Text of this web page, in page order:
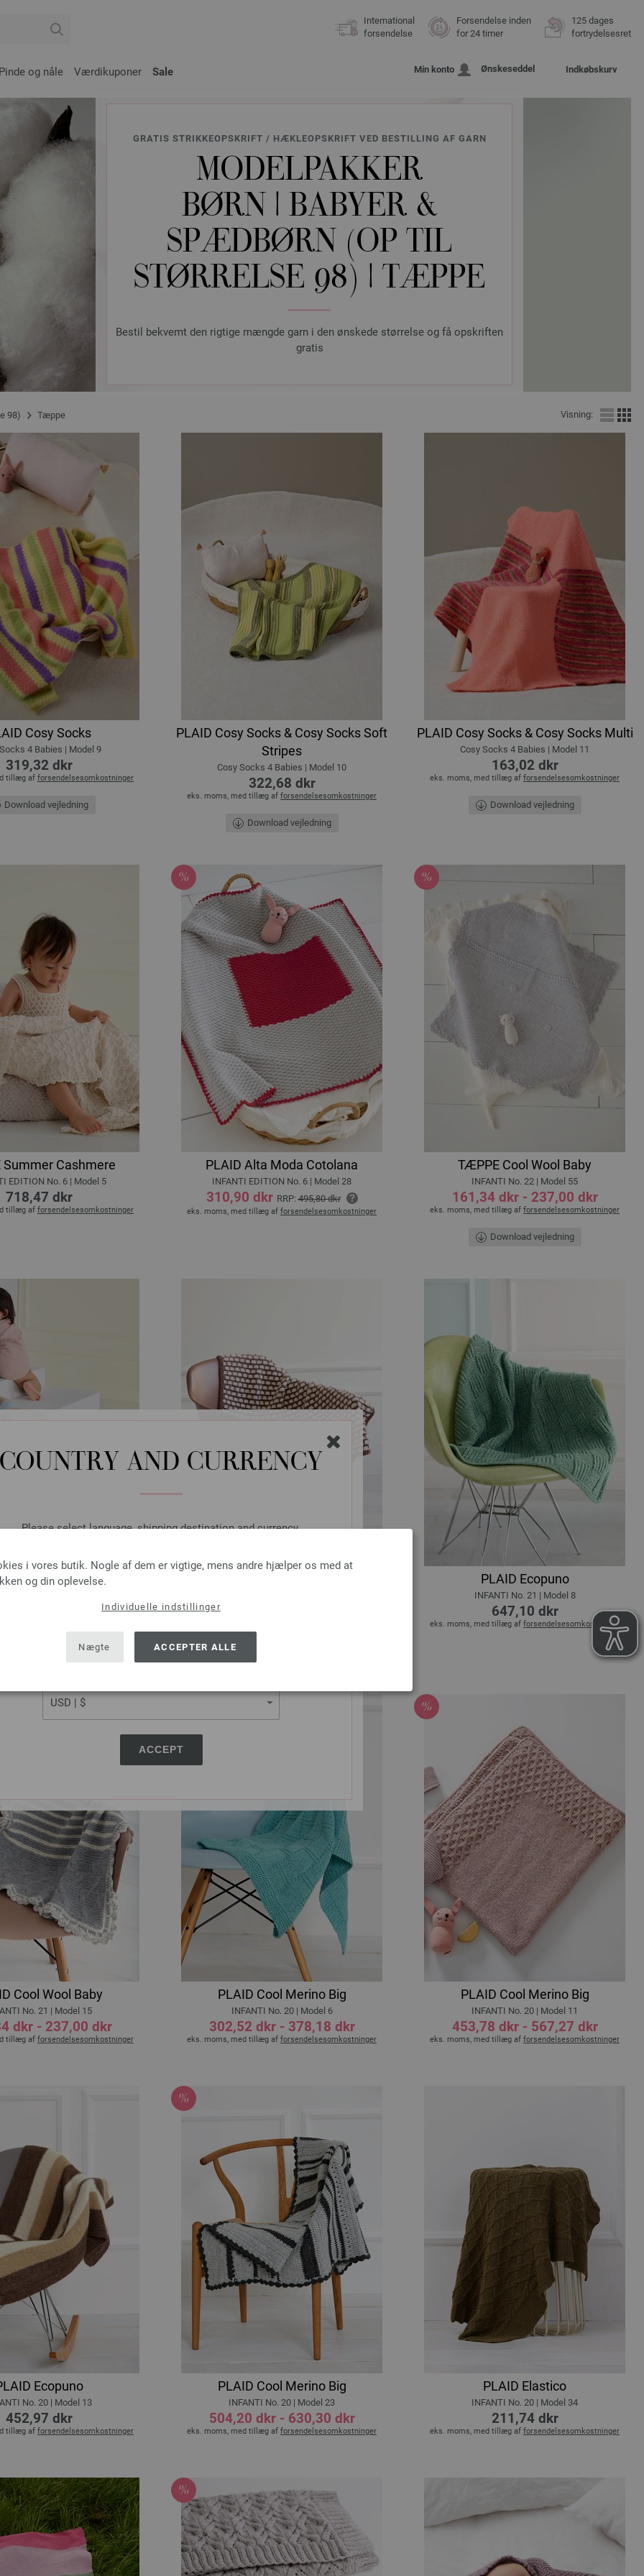
COUNTRY AND CURRENCY
Please select language, shipping destination and currency.
SHIPPING TO
USA - The United States of America
ACCEPT
i vores butik. Nogle af dem er vigtige, mens andre hjælper os med at
og din oplevelse.
Individuelle indstillinger
Nægte ACCEPTER ALLE
International
forsendelse
Forsendelse inden
for 24 timer
125 dages
fortrydelsesret
Pinde og nåle Værdikuponer Sale Min konto Ønskeseddel Indkøbskurv
GRATIS STRIKKEOPSKRIFT / HÆKLEOPSKRIFT VED BESTILLING AF GARN
MODELPAKKER
BØRN | BABYER &
SPÆDBØRN (OP TIL
STØRRELSE 98) | TÆPPE
Bestil bekvemt den rigtige mængde garn i den ønskede størrelse og få opskriften
gratis
98) Tæppe Visning:
Cosy Socks
4 Babies | Model 9
319,32 dkr
tillæg af forsendelsesomkostninger
Download vejledning
PLAID Cosy Socks & Cosy Socks Soft
Stripes
Cosy Socks 4 Babies | Model 10
322,68 dkr
eks. moms, med tillæg af forsendelsesomkostninger
Download vejledning
PLAID Cosy Socks & Cosy Socks Multi
Cosy Socks 4 Babies | Model 11
163,02 dkr
eks. moms, med tillæg af forsendelsesomkostninger
Download vejledning
Summer Cashmere
EDITION No. 6 | Model 5
718,47 dkr
tillæg af forsendelsesomkostninger
PLAID Alta Moda Cotolana
INFANTI EDITION No. 6 | Model 28
310,90 dkr RRP:495,80 dkr
eks. moms, med tillæg af forsendelsesomkostninger
TÆPPE Cool Wool Baby
INFANTI No. 22 | Model 55
161,34 dkr - 237,00 dkr
eks. moms, med tillæg af forsendelsesomkostninger
Download vejledning
Summer Softness
Download vejledning
PLAID Ecopuno
INFANTI No. 21 | Model 8
647,10 dkr
eks. moms, med tillæg af forsendelsesomkostninger
Cool Wool Baby
No. 21 | Model 15
dkr - 237,00 dkr
tillæg af forsendelsesomkostninger
PLAID Cool Merino Big
INFANTI No. 20 | Model 6
302,52 dkr - 378,18 dkr
eks. moms, med tillæg af forsendelsesomkostninger
PLAID Cool Merino Big
INFANTI No. 20 | Model 11
453,78 dkr - 567,27 dkr
eks. moms, med tillæg af forsendelsesomkostninger
Ecopuno
No. 20 | Model 13
452,97 dkr
tillæg af forsendelsesomkostninger
PLAID Cool Merino Big
INFANTI No. 20 | Model 23
504,20 dkr - 630,30 dkr
eks. moms, med tillæg af forsendelsesomkostninger
PLAID Elastico
INFANTI No. 20 | Model 34
211,74 dkr
eks. moms, med tillæg af forsendelsesomkostninger